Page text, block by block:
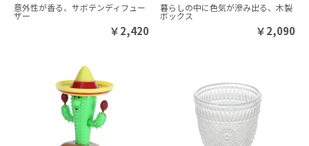
意外性が香る、サボテンディフュー
ザー
￥2,420
暮らしの中に色気が滲み出る、木製
ボックス
￥2,090